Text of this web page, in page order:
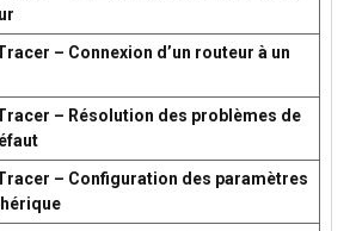
– Connexion d’un routeur à un
– Résolution des problèmes de
– Configuration des paramètres